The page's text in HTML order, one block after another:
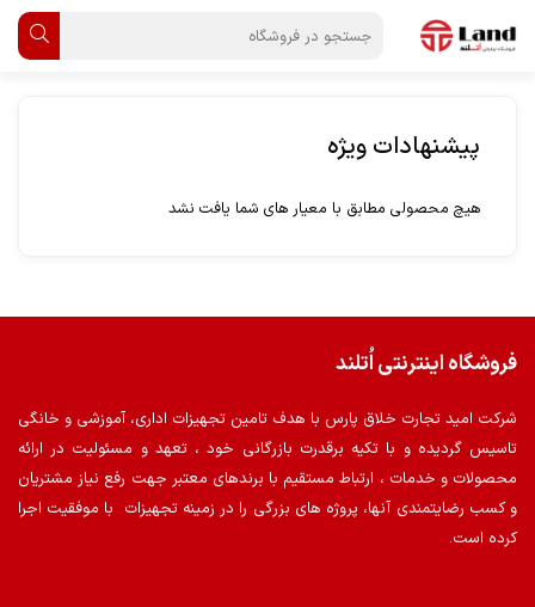
پیشنهادات ویژه
هیچ محصولی مطابق با معیار های شما یافت نشد
فروشگاه اینترنتی اُتلند
شرکت امید تجارت خلاق پارس با هدف تامین تجهیزات اداری، آموزشی و خانگی
تاسیس گردیده و با تکیه برقدرت بازرگانی خود ، تعهد و مسئولیت در ارائه
محصولات و خدمات ، ارتباط مستقیم با برندهای معتبر جهت رفع نیاز مشتریان
و کسب رضایتمندی آنها، پروژه های بزرگی را در زمینه تجهیزات با موفقیت اجرا
کرده است.